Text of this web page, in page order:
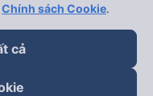
keyboard_arrow_down
Chính sách Cookie.
cả